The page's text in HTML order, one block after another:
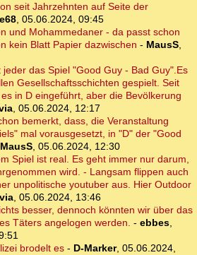
seit Jahrzehnten auf Seite der
, 05.06.2024, 09:45
und Mohammedaner - da passt schon
kein Blatt Papier dazwischen - MausS,
jeder das Spiel "Good Guy - Bad Guy".Es
Gesellschaftsschichten gespielt. Seit
in D eingeführt, aber die Bevölkerung
, 05.06.2024, 12:17
bemerkt, dass, die Veranstaltung
mal vorausgesetzt, in "D" der "Good
MausS, 05.06.2024, 12:30
Spiel ist real. Es geht immer nur darum,
wird. - Langsam flippen auch
unpolitische youtuber aus. Hier Outdoor
, 05.06.2024, 13:46
besser, dennoch könnten wir über das
Täters angelogen werden. - ebbes,
brodelt es- D-Marker, 05.06.2024,